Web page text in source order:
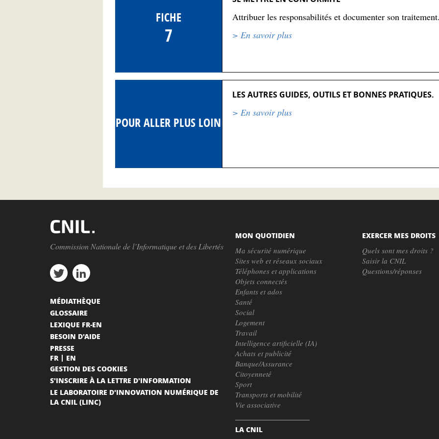
FICHE
7
Attribuer les responsabilités et documenter son
> En savoir plus
POUR ALLER PLUS LOIN
LES AUTRES GUIDES, OUTILS ET BONNES PRATIQUES.
> En savoir plus
Commission Nationale de l’Informatique et des Libertés
MON QUOTIDIEN
Ma sécurité numérique
Sites web et réseaux sociaux
Téléphones et applications
Objets connectés
Enfants et ados
Santé
Social
Logement
Travail
Intelligence artificielle (IA)
Achats et publicité
Banque/Assurance
Citoyenneté
Sport
Transports et mobilité
Vie associative
LA CNIL
EXERCER MES DROITS
Quels sont mes droits ?
Saisir la CNIL
Questions/réponses
MÉDIATHÈQUE
GLOSSAIRE
LEXIQUE FR-EN
BESOIN D'AIDE
PRESSE
FR
EN
GESTION DES COOKIES
S'INSCRIRE À LA LETTRE D'INFORMATION
LE LABORATOIRE D'INNOVATION NUMÉRIQUE DE
LA CNIL (LINC)